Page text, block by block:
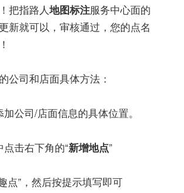
把指路人地图标注服务中心面的
新就可以，审核通过，您的点名
公司和店面具体方法：
公司/店面信息的具体位置。
击右下角的“新增地点”
点”，然后按提示填写即可